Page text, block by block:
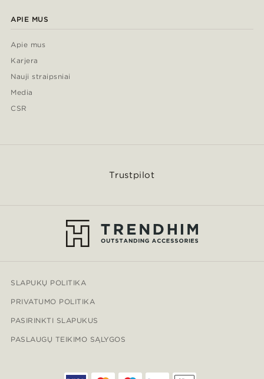
APIE MUS
Apie mus
Karjera
Nauji straipsniai
Media
CSR
Trustpilot
SLAPUKŲ POLITIKA
PRIVATUMO POLITIKA
PASIRINKTI SLAPUKUS
PASLAUGŲ TEIKIMO SĄLYGOS